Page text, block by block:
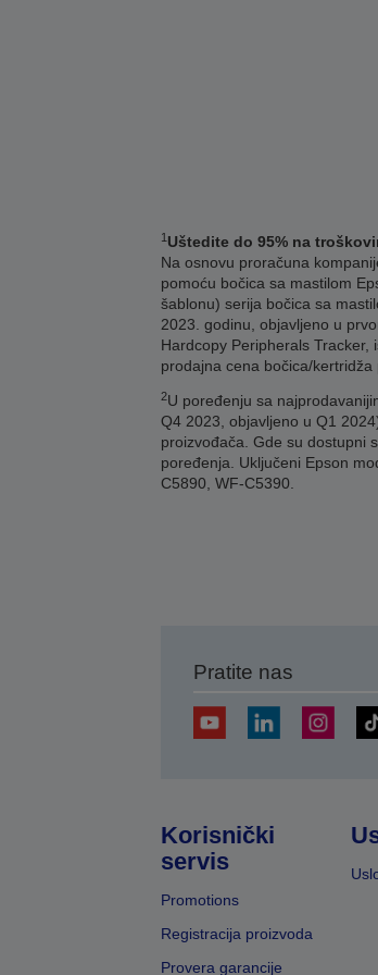
1Uštedite do 95% na
Na osnovu proračuna
pomoću bočica sa mastilom
šablonu) serija bočica sa
2023. godinu, objavljeno u
Hardcopy Peripherals
prodajna cena bočica/
2U poređenju sa
Q4 2023, objavljeno u Q1
proizvođača. Gde su dostupni
poređenja. Uključeni Epson
C5890, WF-C5390.
Pratite nas
Korisnički
servis
Promotions
Registracija proizvoda
Provera garancije